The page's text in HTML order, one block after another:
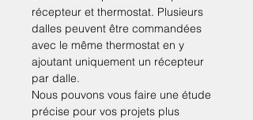
récepteur et thermostat. Plusieurs
dalles peuvent être commandées
avec le même thermostat en y
ajoutant uniquement un récepteur
par dalle.
Nous pouvons vous faire une étude
précise pour vos projets plus